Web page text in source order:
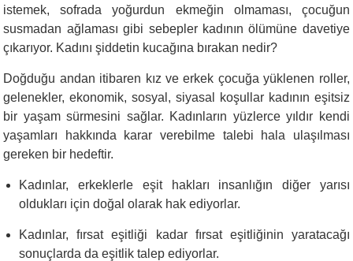
istemek, sofrada yoğurdun ekmeğin olmaması, çocuğun
susmadan ağlaması gibi sebepler kadının ölümüne davetiye
çıkarıyor. Kadını şiddetin kucağına bırakan nedir?
Doğduğu andan itibaren kız ve erkek çocuğa yüklenen roller,
gelenekler, ekonomik, sosyal, siyasal koşullar kadının eşitsiz
bir yaşam sürmesini sağlar. Kadınların yüzlerce yıldır kendi
yaşamları hakkında karar verebilme talebi hala ulaşılması
gereken bir hedeftir.
Kadınlar, erkeklerle eşit hakları insanlığın diğer yarısı
oldukları için doğal olarak hak ediyorlar.
Kadınlar, fırsat eşitliği kadar fırsat eşitliğinin yaratacağı
sonuçlarda da eşitlik talep ediyorlar.